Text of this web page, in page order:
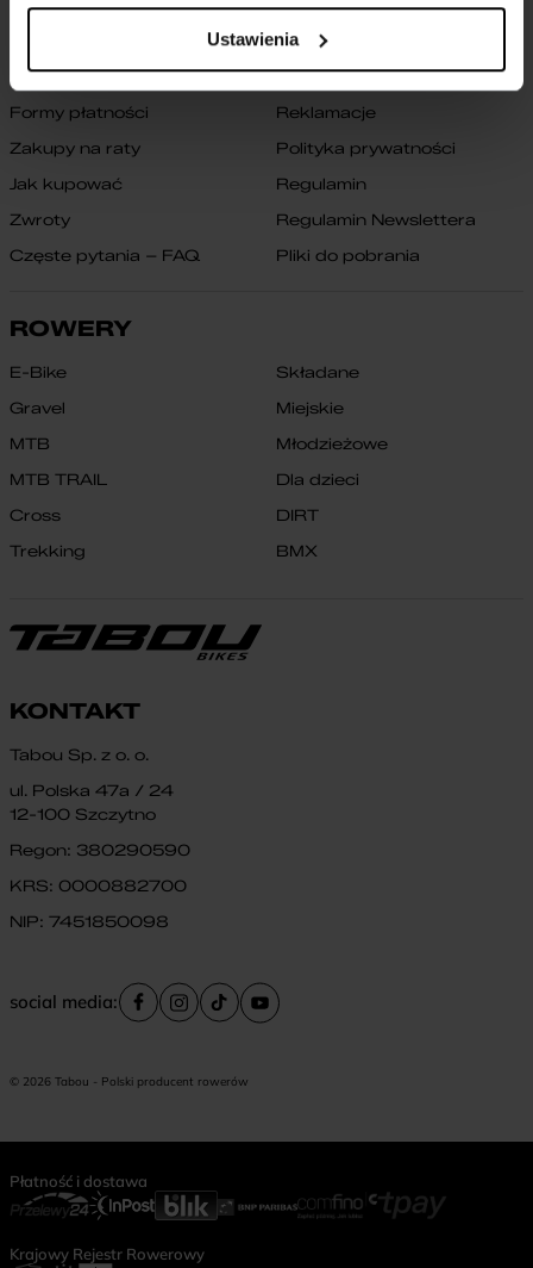
Ustawienia
SKLEP
Formy płatności
Zakupy na raty
Jak kupować
Zwroty
Częste pytania – FAQ
Reklamacje
Polityka prywatności
Regulamin
Regulamin Newslettera
Pliki do pobrania
ROWERY
E-Bike
Gravel
MTB
MTB TRAIL
Cross
Trekking
Składane
Miejskie
Młodzieżowe
Dla dzieci
DIRT
BMX
KONTAKT
Tabou Sp. z o. o.
ul. Polska 47a / 24
12-100 Szczytno
Regon: 380290590
KRS: 0000882700
NIP: 7451850098
social media:
© 2026 Tabou - Polski producent rowerów
Płatność i dostawa
Krajowy Rejestr Rowerowy